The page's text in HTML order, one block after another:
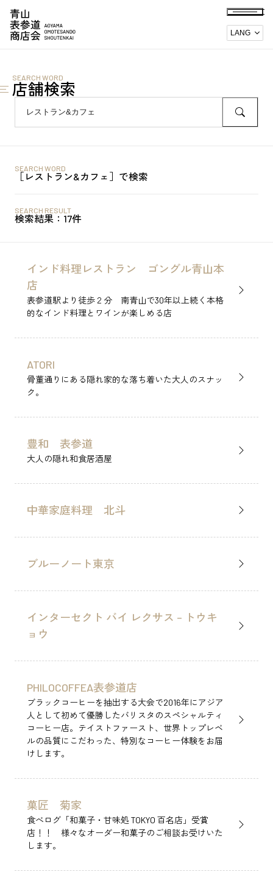
HOME
お知らせ
商店会紹介
FAQ
店舗検索
レストラン&カフェ
INTERIOR FLOWER & GIFT
書籍＆カルチャー
BOOKS & CULTURE
食品
FOOD
HOTEL INSTITUTION
アート＆観光
ART & SIGHTSEEING
SEARCH WORD
店舗検索
SEARCH WORD
［レストラン&カフェ］で検索
SEARCH RESULT
検索結果：17件
インド料理レストラン ゴングル青山本
店
表参道駅より徒歩２分 南青山で30年以上続く本格
的なインド料理とワインが楽しめる店
ATORI
骨董通りにある隠れ家的な落ち着いた大人のスナッ
ク。
豊和 表参道
大人の隠れ和食居酒屋
中華家庭料理 北斗
ブルーノート東京
インターセクト バイ レクサス – トウキ
ョウ
PHILOCOFFEA表参道店
ブラックコーヒーを抽出する大会で2016年にアジア
人として初めて優勝したバリスタのスペシャルティ
コーヒー店。テイストファースト、世界トップレベ
ルの品質にこだわった、特別なコーヒー体験をお届
けします。
菓匠 菊家
食べログ「和菓子・甘味処 TOKYO 百名店」受賞
店！！ 様々なオーダー和菓子のご相談お受けいた
します。